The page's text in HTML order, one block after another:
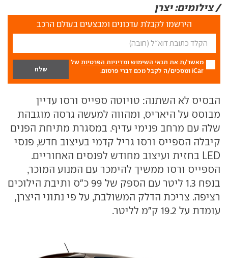
/ צילומים: יצרן
הירשמו לקבלת עדכונים ומבצעים בעולם הרכב
מאשר/ת את תנאי השימוש ומדיניות הפרטיות של
iCar ומסכים/ה לקבל מכם דברי פרסום.
הבסיס לא השתנה: טויוטה ספייס ורסו עדיין
מבוסס על היאריס, ומהווה למעשה גרסה מוגבהת
שלה עם מרחב פנימי עדיף. במסגרת מתיחת הפנים
קיבלה הספייס ורסו גריל קדמי בעיצוב חדש, פנסי
LED בחזית ועיצוב מחודש לפנסים האחוריים.
הספייס ורסו ממשיך להימכר עם המנוע המוכר,
בנפח 1.3 ליטר עם הספק של 99 כ"ס ותיבת הילוכים
רציפה. צריכת הדלק המשולבת, על פי נתוני היצרן,
עומדת על 19.2 ק"מ לליטר.